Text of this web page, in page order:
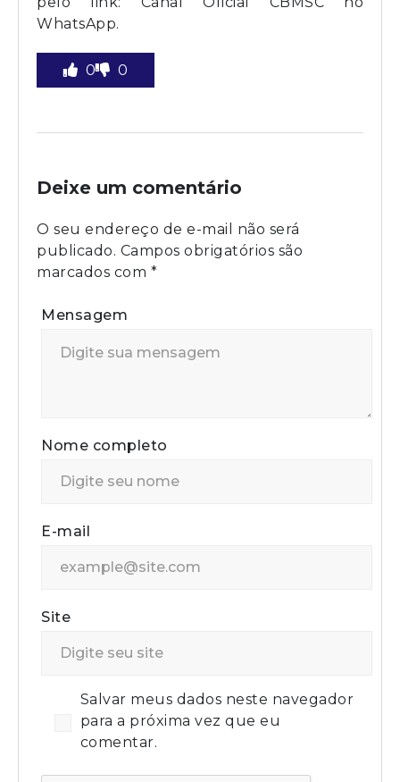
WhatsApp.
0 0
Deixe um comentário
O seu endereço de e-mail não será
publicado. Campos obrigatórios são
marcados com *
Mensagem
Nome completo
E-mail
Site
Salvar meus dados neste navegador
para a próxima vez que eu
comentar.